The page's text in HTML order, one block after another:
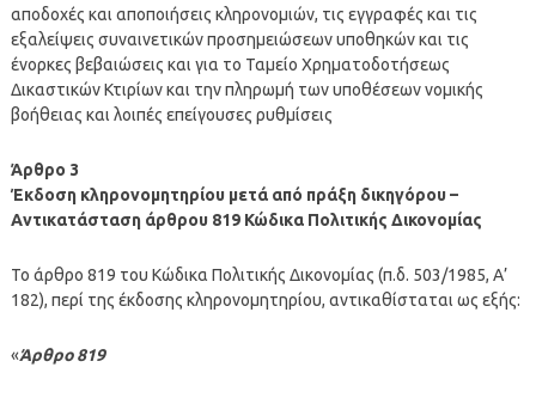
αποδοχές και αποποιήσεις κληρονομιών, τις εγγραφές και τις
εξαλείψεις συναινετικών προσημειώσεων υποθηκών και τις
ένορκες βεβαιώσεις και για το Ταμείο Χρηματοδοτήσεως
Δικαστικών Κτιρίων και την πληρωμή των υποθέσεων νομικής
βοήθειας και λοιπές επείγουσες ρυθμίσεις
Άρθρο 3
Έκδοση κληρονομητηρίου μετά από πράξη δικηγόρου –
Αντικατάσταση άρθρου 819 Κώδικα Πολιτικής Δικονομίας
Το άρθρο 819 του Κώδικα Πολιτικής Δικονομίας (π.δ. 503/1985, Α’
182), περί της έκδοσης κληρονομητηρίου, αντικαθίσταται ως εξής:
«Άρθρο 819